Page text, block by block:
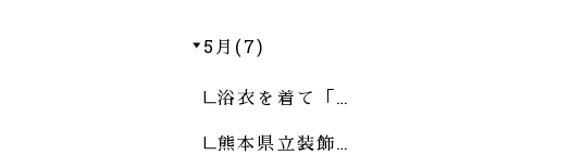
5月(7)
浴衣を着て「…
熊本県立装飾…